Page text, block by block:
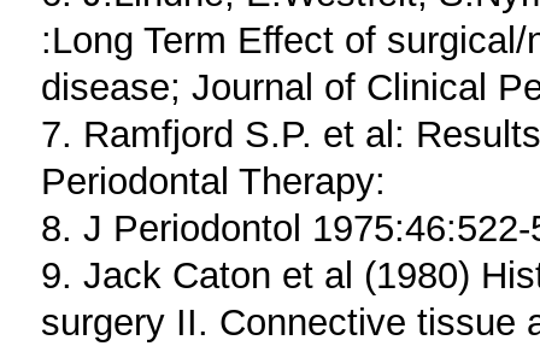
:Long Term Effect of
disease; Journal of Clinical
7. Ramfjord S.P. et al:
Periodontal Therapy:
8. J Periodontol 1975:46:522-
9. Jack Caton et al (1980)
surgery II. Connective tissue